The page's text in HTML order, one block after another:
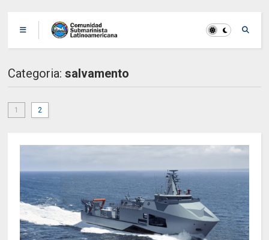
Categoria:salvamento
1 2